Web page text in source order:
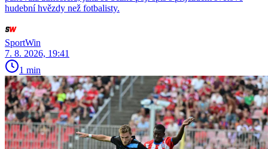
hudební hvězdy než fotbalisty.
SportWin
7. 8. 2026, 19:41
1 min